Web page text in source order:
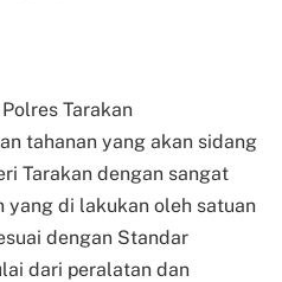
Tarakan
tahanan yang akan sidang
Tarakan dengan sangat
yang di lakukan oleh satuan
dengan Standar
dari peralatan dan